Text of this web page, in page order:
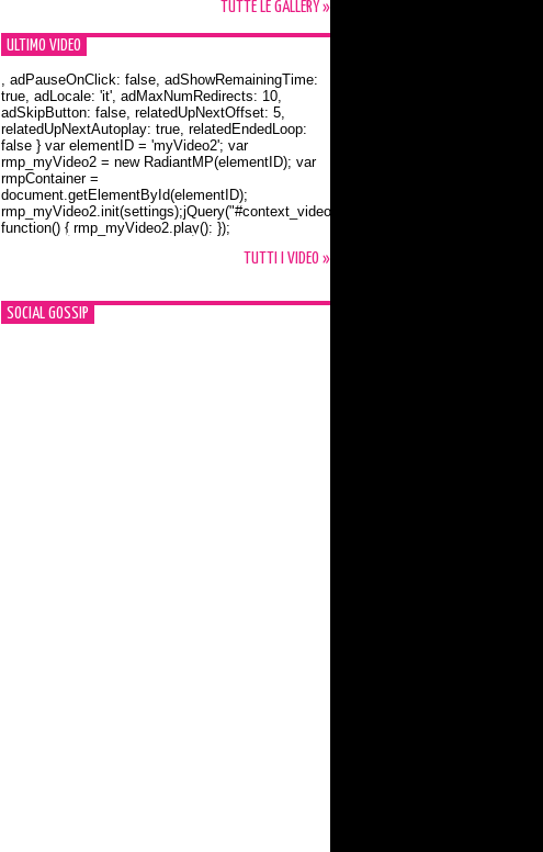
TUTTE LE GALLERY »
ULTIMO VIDEO
Orlando Bloom e la t-shirt dedicata a Flynn
, adPauseOnClick: false, adShowRemainingTime:
true, adLocale: 'it', adMaxNumRedirects: 10,
adSkipButton: false, relatedUpNextOffset: 5,
relatedUpNextAutoplay: true, relatedEndedLoop:
false } var elementID = 'myVideo2'; var
rmp_myVideo2 = new RadiantMP(elementID); var
rmpContainer =
document.getElementById(elementID);
rmp_myVideo2.init(settings);jQuery("#context_video2").one("mouseover",
function() { rmp_myVideo2.play(); });
TUTTI I VIDEO »
SOCIAL GOSSIP